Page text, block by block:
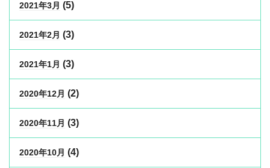
2021年3月 (5)
2021年2月 (3)
2021年1月 (3)
2020年12月 (2)
2020年11月 (3)
2020年10月 (4)